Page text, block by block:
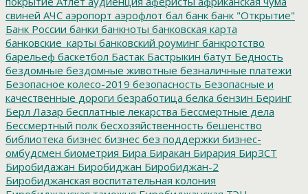
свиней АЧС аэропорт аэрофлот бал банк банк "Открытие"
Банк России банки банкноты банковская карта
банковские_карты банковский роуминг банкротство
барельеф баскетбол Бастак Бастрыкин батут Бедность
бездомные бездомные животные безналичные платежи
Безопасное колесо-2019 безопасность Безопасные и
качественные дороги безработица белка бензин Беринг
Берл Лазар бесплатные лекарства Бессмертные дела
Бессмертный полк бесхозяйственность бешенство
библиотека бизнес бизнес без поддержки бизнес-
омбудсмен биометрия Бира Биракан Бирария БирЗСТ
Биробидажан Биробиджан Биробиджан-2
Биробиджанская воспитательная колония